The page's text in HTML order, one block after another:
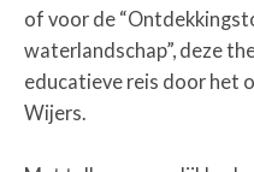
of voor de
waterlandschap”, deze
educatieve reis door het
Wijers.